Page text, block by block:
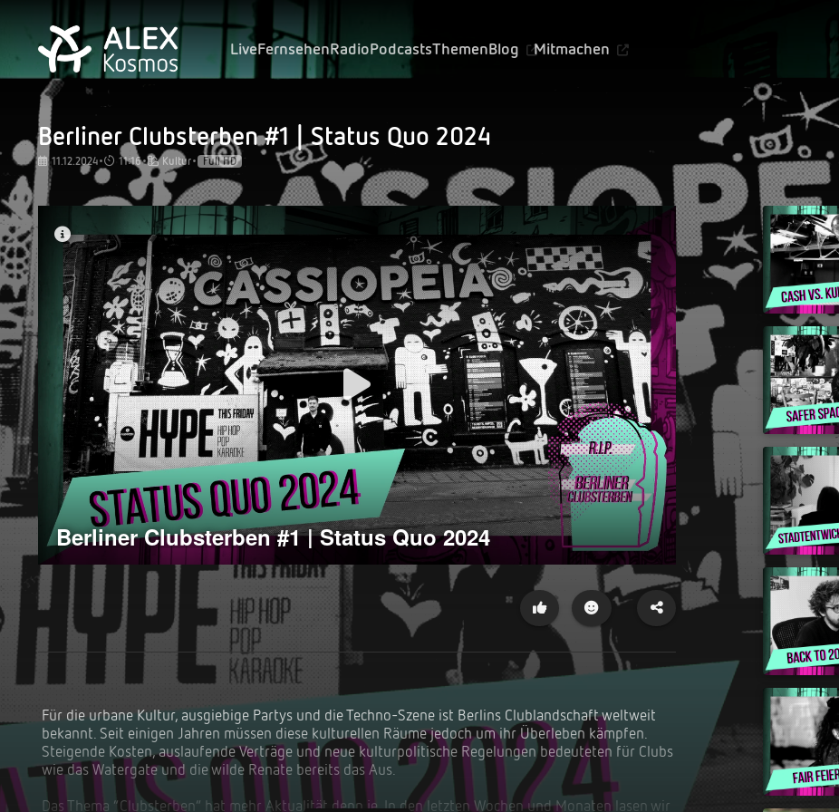
LiveFernsehenRadioPodcastsThemenBlog Mitmachen
Berliner Clubsterben #1 | Status Quo 2024
11.12.2024• 11:16• Kultur• Full HD
Berliner Clubsterben #1 | Status Quo 2024
Für die urbane Kultur, ausgiebige Partys und die Techno-Szene ist Berlins Clublandschaft weltweit
bekannt. Seit einigen Jahren müssen diese kulturellen Räume jedoch um ihr Überleben kämpfen.
Steigende Kosten, auslaufende Verträge und neue kulturpolitische Regelungen bedeuteten für Clubs
wie das Watergate und die wilde Renate bereits das Aus.
Das Thema “Clubsterben” hat mehr Aktualität denn je. In den letzten Wochen und Monaten lasen wir